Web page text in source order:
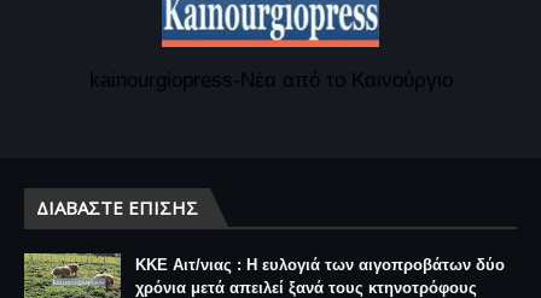
kainourgiopress-Νέα από το Καινούργιο
ΔΙΑΒΆΣΤΕ ΕΠΊΣΗΣ
ΚΚΕ Αιτ/νιας : Η ευλογιά των αιγοπροβάτων δύο
χρόνια μετά απειλεί ξανά τους κτηνοτρόφους